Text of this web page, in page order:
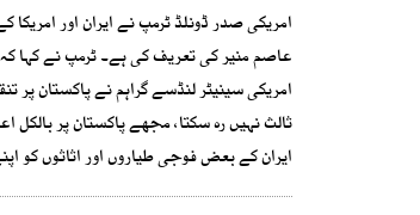
امریکی صدر ڈونلڈ ٹرمپ نے ایران اور
عاصم منیر کی تعریف کی ہے۔ ٹرمپ نے کہا کہ
امریکی سینیٹر لنڈسے گراہم نے پاکستان پر
ثالث نہیں رہ سکتا، مجھے پاکستان پر بالکل
ایران کے بعض فوجی طیاروں اور اثاثوں کو